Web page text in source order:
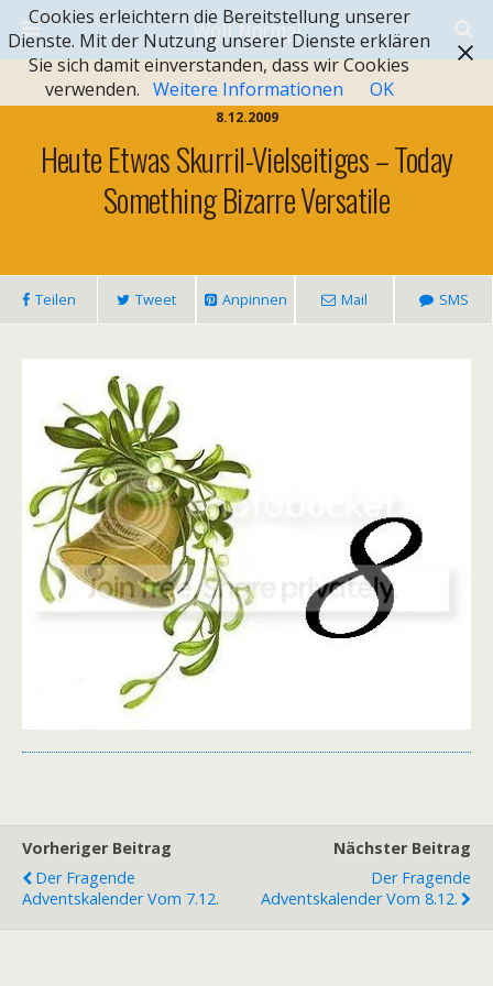
Woll Normal
8.12.2009
Heute Etwas Skurril-Vielseitiges – Today
Something Bizarre Versatile
Teilen Tweet Anpinnen Mail SMS
Vorheriger Beitrag
Der Fragende
Adventskalender Vom 7.12.
Nächster Beitrag
Der Fragende
Adventskalender Vom 8.12.
Cookies erleichtern die Bereitstellung unserer
Dienste. Mit der Nutzung unserer Dienste erklären
Sie sich damit einverstanden, dass wir Cookies
verwenden. Weitere Informationen OK